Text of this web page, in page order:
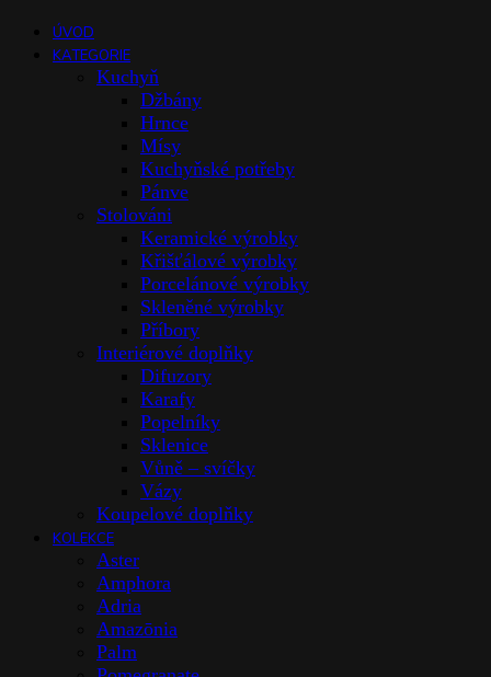
ÚVOD
KATEGORIE
Kuchyň
Džbány
Hrnce
Mísy
Kuchyňské potřeby
Pánve
Stolováni
Keramické výrobky
Křišťálové výrobky
Porcelánové výrobky
Skleněné výrobky
Příbory
Interiérové doplňky
Difuzory
Karafy
Popelníky
Sklenice
Vůně – svíčky
Vázy
Koupelové doplňky
KOLEKCE
Aster
Amphora
Adria
Amazōnia
Palm